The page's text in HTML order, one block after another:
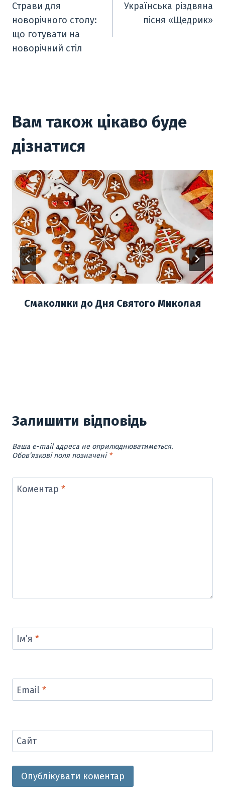
k
n
p
m
записів
Страви для
новорічного столу:
що готувати на
новорічний стіл
Українська різдвяна
пісня «Щедрик»
Вам також цікаво буде
дізнатися
Смаколики до Дня Святого Миколая
Залишити відповідь
Ваша e-mail адреса не оприлюднюватиметься.
Обов’язкові поля позначені *
Коментар *
Ім’я *
Email *
Сайт